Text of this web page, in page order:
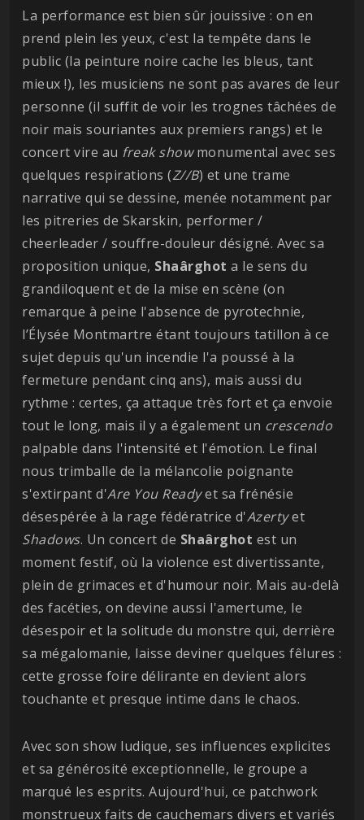
La performance est bien sûr jouissive : on en
prend plein les yeux, c'est la tempête dans le
public (la peinture noire cache les bleus, tant
mieux !), les musiciens ne sont pas avares de leur
personne (il suffit de voir les trognes tâchées de
noir mais souriantes aux premiers rangs) et le
concert vire au freak showmonumental avec ses
quelques respirations (Z//B) et une trame
narrative qui se dessine, menée notamment par
les pitreries de Skarskin, performer /
cheerleader / souffre-douleur désigné. Avec sa
proposition unique, Shaârghot a le sens du
grandiloquent et de la mise en scène (on
remarque à peine l'absence de pyrotechnie,
l’Élysée Montmartre étant toujours tatillon à ce
sujet depuis qu'un incendie l'a poussé à la
fermeture pendant cinq ans), mais aussi du
rythme : certes, ça attaque très fort et ça envoie
tout le long, mais il y a également un crescendo
palpable dans l'intensité et l'émotion. Le final
nous trimballe de la mélancolie poignante
s'extirpant d'Are You Readyet sa frénésie
désespérée à la rage fédératrice d'Azertyet
Shadows. Un concert de Shaârghot est un
moment festif, où la violence est divertissante,
plein de grimaces et d'humour noir. Mais au-delà
des facéties, on devine aussi l'amertume, le
désespoir et la solitude du monstre qui, derrière
sa mégalomanie, laisse deviner quelques fêlures :
cette grosse foire délirante en devient alors
touchante et presque intime dans le chaos.
Avec son show ludique, ses influences explicites
et sa générosité exceptionnelle, le groupe a
marqué les esprits. Aujourd'hui, ce patchwork
monstrueux faits de cauchemars divers et variés